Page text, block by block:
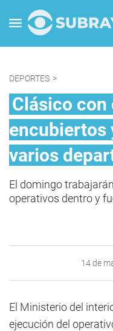
DEPORTES >
Clásico con
encubiertos
varios
El domingo
operativos dentro y
14 de
El Ministerio del
ejecución del